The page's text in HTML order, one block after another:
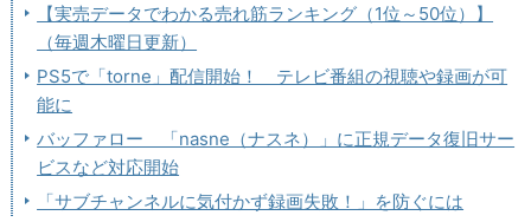
【実売データでわかる売れ筋ランキング（1位～50位）】
（毎週木曜日更新）
PS5で「torne」配信開始！ テレビ番組の視聴や録画が可
能に
バッファロー 「nasne（ナスネ）」に正規データ復旧サー
ビスなど対応開始
「サブチャンネルに気付かず録画失敗！」を防ぐには